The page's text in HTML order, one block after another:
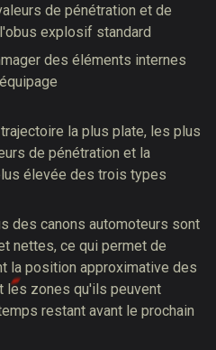
de pénétration et de
explosif standard
des éléments internes
la plus plate, les plus
de pénétration et la
élevée des trois types
des canons automoteurs sont
nettes, ce qui permet de
la position approximative des
les zones qu'ils peuvent
restant avant le prochain